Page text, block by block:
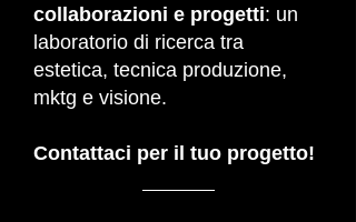
collaborazioni e progetti: un
laboratorio di ricerca tra
estetica, tecnica produzione,
mktg e visione.
Contattaci per il tuo progetto!